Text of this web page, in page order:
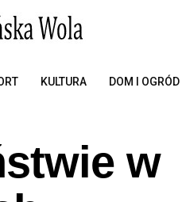
KULTURA DOM I OGRÓD
w